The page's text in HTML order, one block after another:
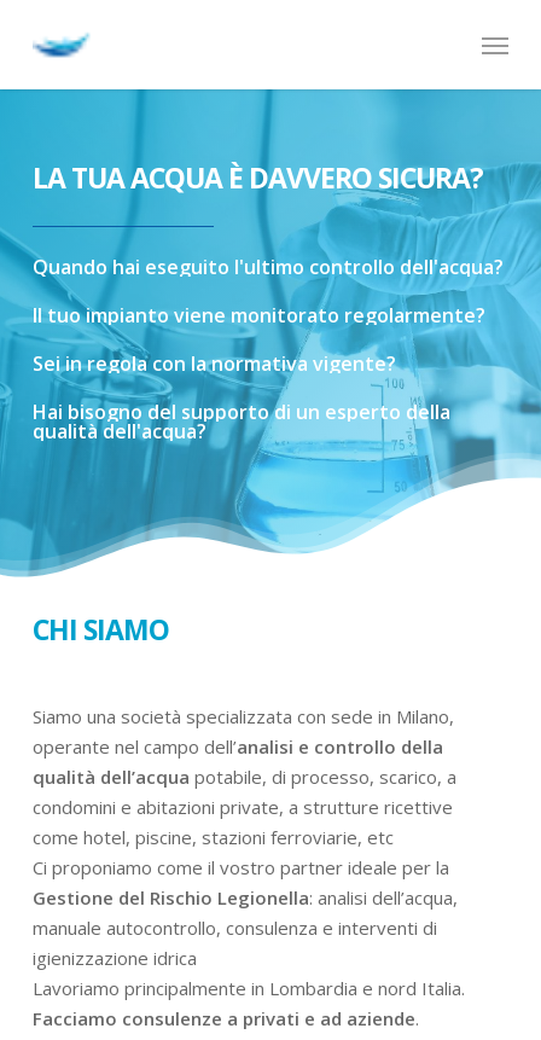
Menu
LA TUA ACQUA È DAVVERO SICURA?
Quando hai eseguito l'ultimo controllo dell'acqua?
Il tuoimpianto viene monitorato regolarmente?
Seiinregola con lanormativa vigente?
Hai bisognodel supportodi un esperto della
qualitàdell'acqua?
CHI SIAMO
Siamo una società specializzata con sede in Milano,
operante nel campo dell’analisi e controllo della
qualità dell’acqua potabile, di processo, scarico, a
condomini e abitazioni private, a strutture ricettive
come hotel, piscine, stazioni ferroviarie, etc
Ci proponiamo come il vostro partner ideale per la
Gestione del Rischio Legionella: analisi dell’acqua,
manuale autocontrollo, consulenza e interventi di
igienizzazione idrica
Lavoriamo principalmente in Lombardia e nord Italia.
Facciamo consulenze a privati e ad aziende.